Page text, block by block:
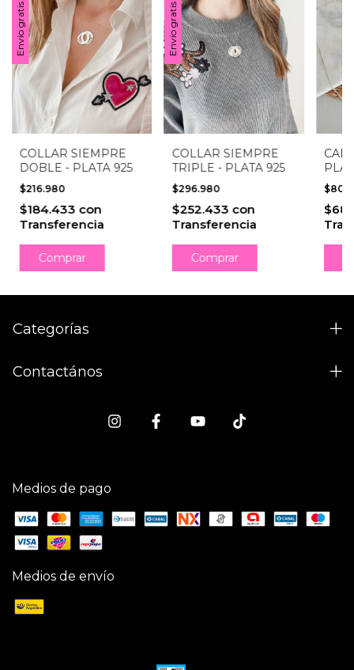
Envío gratis
COLLAR SIEMPRE
DOBLE - PLATA 925
$216.980
$184.433 con
Transferencia
Comprar
Envío gratis
COLLAR SIEMPRE
TRIPLE - PLATA 925
$296.980
$252.433 con
Transferencia
Comprar
Categorías
Contactános
Medios de pago
Medios de envío